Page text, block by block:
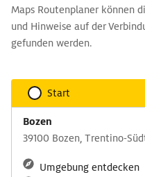
Maps Routenplaner können
und Hinweise auf der
gefunden werden.
Start
Bozen
39100 Bozen, Trentino-
Umgebung entdecken